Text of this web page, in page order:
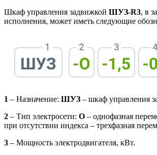
Шкаф управления задвижкой ШУЗ-R3, в
исполнения, может иметь следующие
1 – Назначение: ШУЗ – шкаф управления
2 – Тип электросети: О – однофазная
при отсутствии индекса – трехфазная
3 – Мощность электродвигателя, кВт.